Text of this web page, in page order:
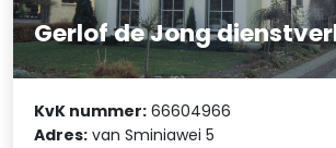
Gerlof de Jong
KvK nummer: 66604966
Adres: van Sminiawei 5